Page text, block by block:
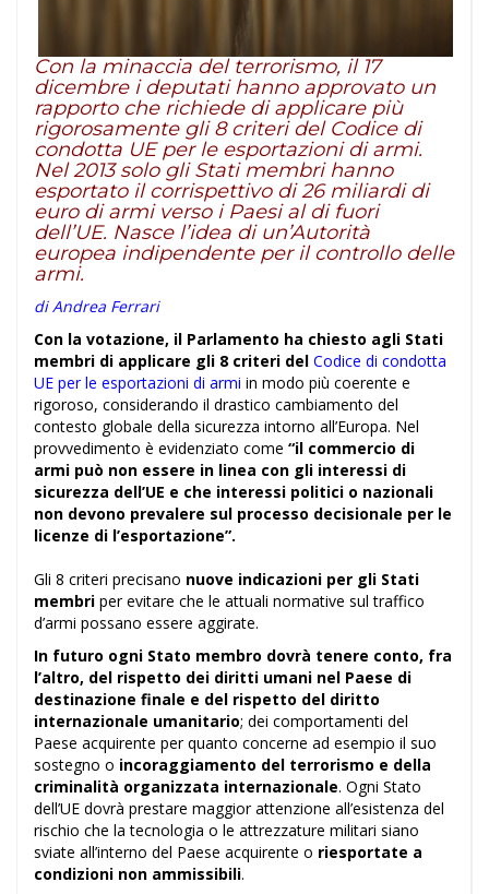
Con la minaccia del terrorismo, il 17
dicembre i deputati hanno approvato un
rapporto che richiede di applicare più
rigorosamente gli 8 criteri del Codice di
condotta UE per le esportazioni di armi.
Nel 2013 solo gli Stati membri hanno
esportato il corrispettivo di 26 miliardi di
euro di armi verso i Paesi al di fuori
dell’UE. Nasce l’idea di un’Autorità
europea indipendente per il controllo delle
armi.
di Andrea Ferrari
Con la votazione, il Parlamento ha chiesto agli Stati
membri di applicare gli 8 criteri del Codice di condotta
UE per le esportazioni di armi in modo più coerente e
rigoroso, considerando il drastico cambiamento del
contesto globale della sicurezza intorno all’Europa. Nel
provvedimento è evidenziato come “il commercio di
armi può non essere in linea con gli interessi di
sicurezza dell’UE e che interessi politici o nazionali
non devono prevalere sul processo decisionale per le
licenze di l’esportazione”.
Gli 8 criteri precisano nuove indicazioni per gli Stati
membri per evitare che le attuali normative sul traffico
d’armi possano essere aggirate.
In futuro ogni Stato membro dovrà tenere conto, fra
l’altro, del rispetto dei diritti umani nel Paese di
destinazione finale e del rispetto del diritto
internazionale umanitario; dei comportamenti del
Paese acquirente per quanto concerne ad esempio il suo
sostegno o incoraggiamento del terrorismo e della
criminalità organizzata internazionale. Ogni Stato
dell’UE dovrà prestare maggior attenzione all’esistenza del
rischio che la tecnologia o le attrezzature militari siano
sviate all’interno del Paese acquirente o riesportate a
condizioni non ammissibili.